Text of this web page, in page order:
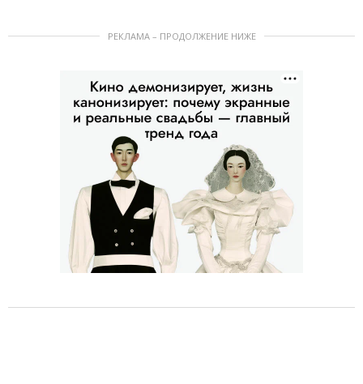
РЕКЛАМА – ПРОДОЛЖЕНИЕ НИЖЕ